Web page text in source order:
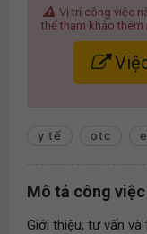
Vị trí công việc
thể tham khảo
y tế otc
Mô tả công việc
Giới thiệu, tư vấn